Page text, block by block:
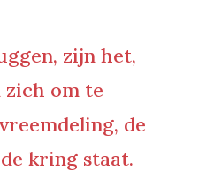
zijn het,
om te
de
kring staat.